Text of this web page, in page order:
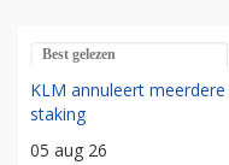
Best gelezen
KLM annuleert
staking
05 aug 26